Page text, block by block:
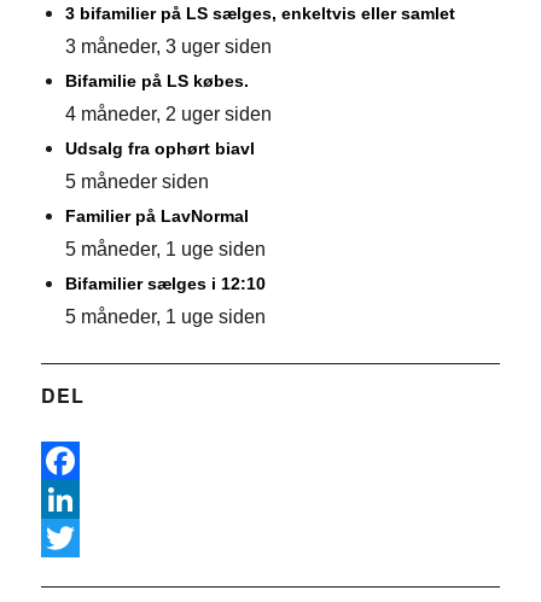
3 bifamilier på LS sælges, enkeltvis eller samlet
3 måneder, 3 uger siden
Bifamilie på LS købes.
4 måneder, 2 uger siden
Udsalg fra ophørt biavl
5 måneder siden
Familier på LavNormal
5 måneder, 1 uge siden
Bifamilier sælges i 12:10
5 måneder, 1 uge siden
DEL
F
a
L